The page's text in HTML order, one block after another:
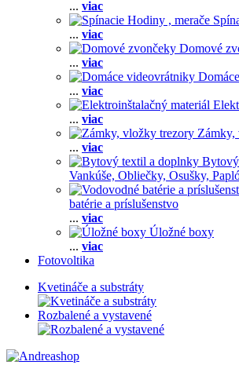
... viac
... viac
Domové
... viac
... viac
... viac
Zámky,
... viac
Vankúše, Obliečky, Osušky,
batérie a príslušenstvo
... viac
Úložné boxy
... viac
Fotovoltika
Kvetináče a substráty
Rozbalené a vystavené